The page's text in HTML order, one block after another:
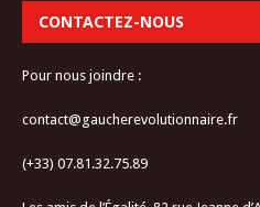
CONTACTEZ-NOUS
Pour nous joindre :
contact@gaucherevolutionnaire.fr
(+33) 07.81.32.75.89